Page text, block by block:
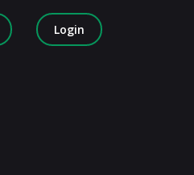
Login